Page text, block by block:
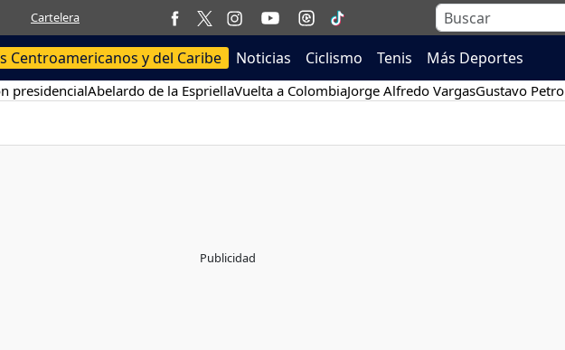
Cartelera
Centroamericanos y del Caribe Noticias Ciclismo Tenis Más Deportes
presidencialAbelardo de la EspriellaVuelta a ColombiaJorge Alfredo VargasGustavo Petro